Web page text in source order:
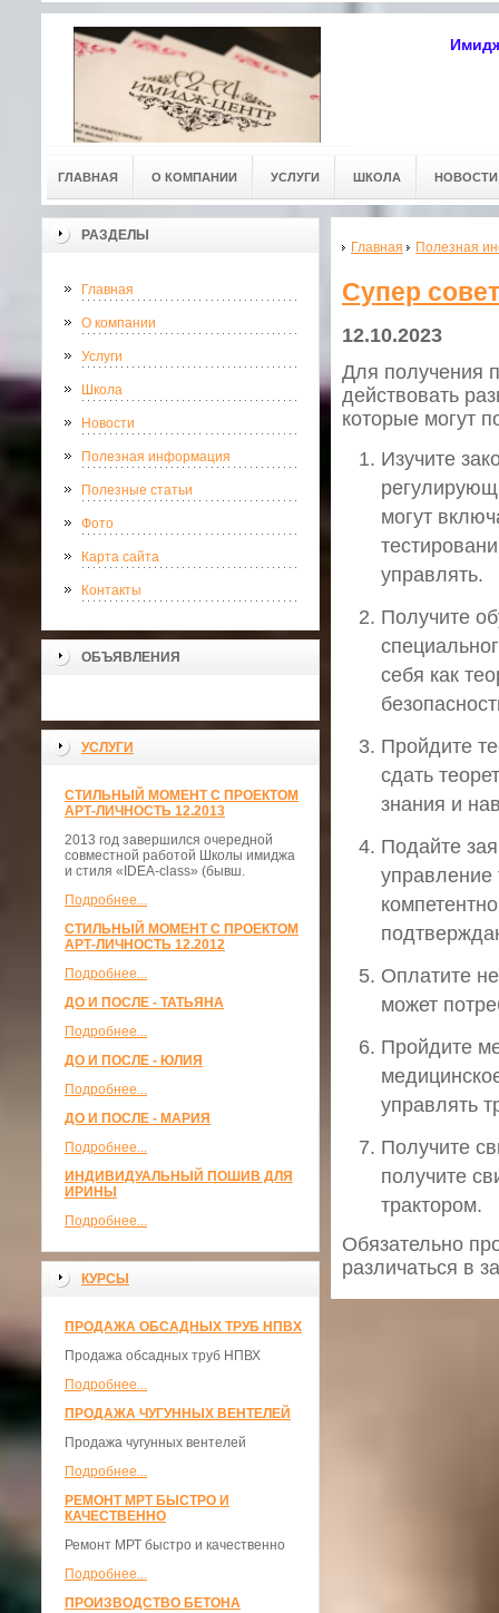
ГЛАВНАЯ О КОМПАНИИ УСЛУГИ ШКОЛА НОВОСТИ
РАЗДЕЛЫ
Главная
О компании
Услуги
Школа
Новости
Полезная информация
Полезные статьи
Фото
Карта сайта
Контакты
ОБЪЯВЛЕНИЯ
УСЛУГИ
СТИЛЬНЫЙ МОМЕНТ С ПРОЕКТОМ
АРТ-ЛИЧНОСТЬ 12.2013
2013 год завершился очередной
совместной работой Школы имиджа
и стиля «IDEA-class» (бывш.
Подробнее...
СТИЛЬНЫЙ МОМЕНТ С ПРОЕКТОМ
АРТ-ЛИЧНОСТЬ 12.2012
Подробнее...
ДО И ПОСЛЕ - ТАТЬЯНА
Подробнее...
ДО И ПОСЛЕ - ЮЛИЯ
Подробнее...
ДО И ПОСЛЕ - МАРИЯ
Подробнее...
ИНДИВИДУАЛЬНЫЙ ПОШИВ ДЛЯ
ИРИНЫ
Подробнее...
КУРСЫ
ПРОДАЖА ОБСАДНЫХ ТРУБ НПВХ
Продажа обсадных труб НПВХ
Подробнее...
ПРОДАЖА ЧУГУННЫХ ВЕНТЕЛЕЙ
Продажа чугунных вентелей
Подробнее...
РЕМОНТ МРТ БЫСТРО И
КАЧЕСТВЕННО
Ремонт МРТ быстро и качественно
Подробнее...
ПРОИЗВОДСТВО БЕТОНА
Главная Полезная
Супер
12.10.2023
Для получения
действовать
которые могут
Изучите
могут
управлять.
Получите
себя как
Пройдите
сдать
знания и
Подайте
Оплатите
может
Пройдите
управлять
Получите
получите
трактором.
Обязательно
различаться в